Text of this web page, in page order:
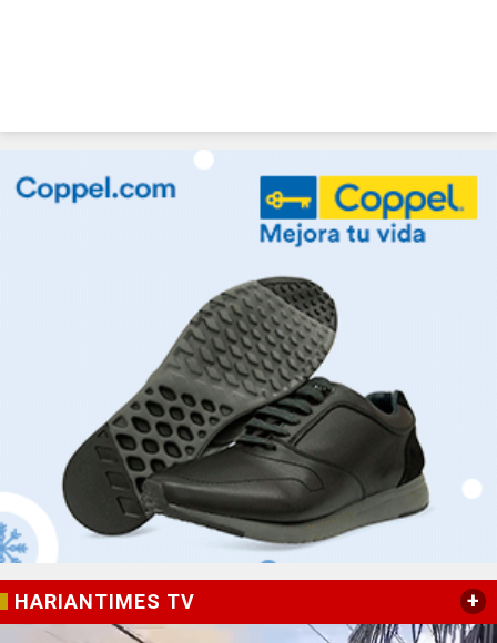
HARIANTIMES TV +